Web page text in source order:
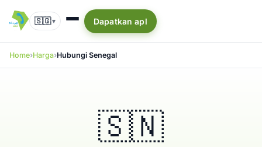
🇸🇬▾ Dapatkan apl
Home Harga Hubungi Senegal
🇸🇳